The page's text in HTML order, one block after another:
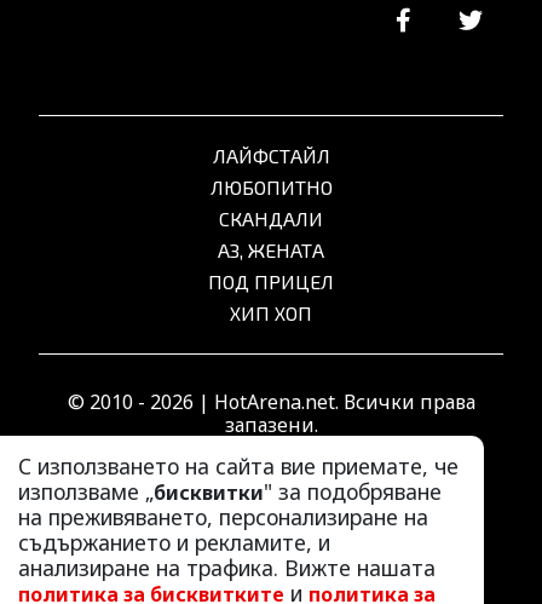
С използването на сайта вие приемате, че
използваме „бисквитки" за подобряване
на преживяването, персонализиране на
съдържанието и рекламите, и
анализиране на трафика. Вижте нашата
политика за бисквитките и политика за
ЛАЙФСТАЙЛ
ЛЮБОПИТНО
СКАНДАЛИ
АЗ, ЖЕНАТА
ПОД ПРИЦЕЛ
ХИП ХОП
© 2010 - 2026 | HotArena.net. Всички права
запазени.
РЕКЛАМА
КОНТАКТИ
ОБЩИ УСЛОВИЯ
ПОЛИТИКА ЗА ПОВЕРИТЕЛНОСТ